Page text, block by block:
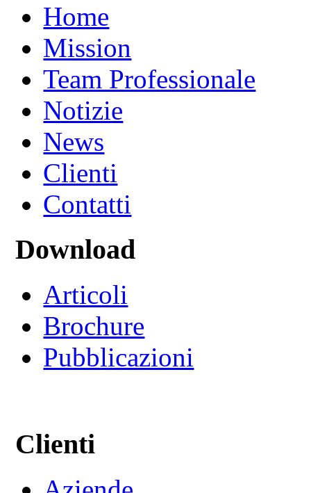
Home
Mission
Team Professionale
Notizie
News
Clienti
Contatti
Download
Articoli
Brochure
Pubblicazioni
Clienti